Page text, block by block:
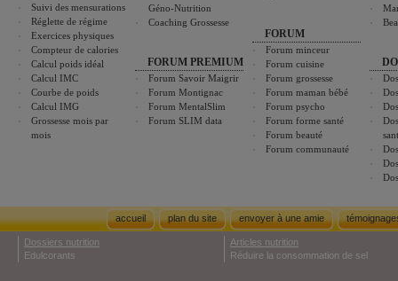
Suivi des mensurations
Réglette de régime
Exercices physiques
Compteur de calories
Calcul poids idéal
Calcul IMC
Courbe de poids
Calcul IMG
Grossesse mois par
mois
Géno-Nutrition
Coaching Grossesse
FORUM PREMIUM
Forum Savoir Maigrir
Forum Montignac
Forum MentalSlim
Forum SLIM data
FORUM
Forum minceur
Forum cuisine
Forum grossesse
Forum maman bébé
Forum psycho
Forum forme santé
Forum beauté
Forum communauté
accueil plan du site envoyer à une amie
Dossiers nutrition
Edulcorants
Articles nutrition
Réduire la consommation de sel